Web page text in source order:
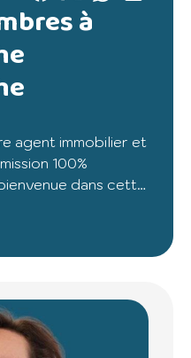
à
agent immobilier et
100%
dans cette
commodités.
salon séjour
cuisine